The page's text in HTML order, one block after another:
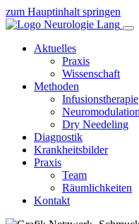
zum Hauptinhalt springen
Aktuelles
Praxis
Wissenschaft
Methoden
Infusionstherapie
Neuromodulation
Dry Needeling
Diagnostik
Krankheitsbilder
Praxis
Team
Räumlichkeiten
Kontakt